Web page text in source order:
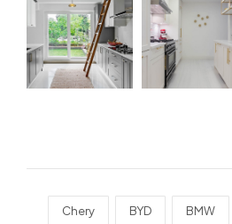
BMW
BYD
Chery